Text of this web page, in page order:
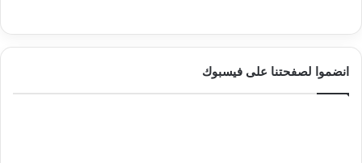
انضموا لصفحتنا على فيسبوك